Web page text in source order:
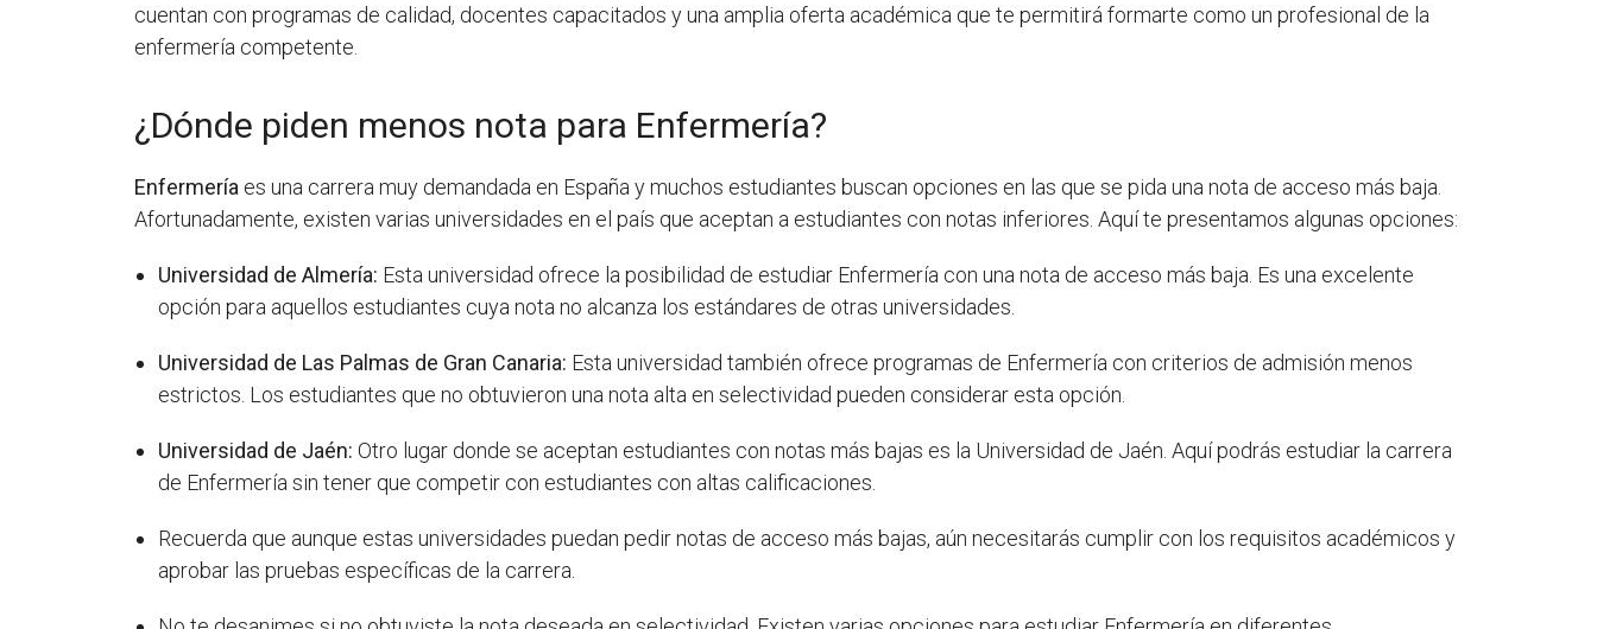
cuentan con programas de calidad, docentes capacitados y una amplia oferta académica que te permitirá formarte como un profesional de la
enfermería competente.
¿Dónde piden menos nota para Enfermería?
Enfermería es una carrera muy demandada en España y muchos estudiantes buscan opciones en las que se pida una nota de acceso más baja.
Afortunadamente, existen varias universidades en el país que aceptan a estudiantes con notas inferiores. Aquí te presentamos algunas opciones:
Universidad de Almería: Esta universidad ofrece la posibilidad de estudiar Enfermería con una nota de acceso más baja. Es una excelente
opción para aquellos estudiantes cuya nota no alcanza los estándares de otras universidades.
Universidad de Las Palmas de Gran Canaria: Esta universidad también ofrece programas de Enfermería con criterios de admisión menos
estrictos. Los estudiantes que no obtuvieron una nota alta en selectividad pueden considerar esta opción.
Universidad de Jaén: Otro lugar donde se aceptan estudiantes con notas más bajas es la Universidad de Jaén. Aquí podrás estudiar la carrera
de Enfermería sin tener que competir con estudiantes con altas calificaciones.
Recuerda que aunque estas universidades puedan pedir notas de acceso más bajas, aún necesitarás cumplir con los requisitos académicos y
aprobar las pruebas específicas de la carrera.